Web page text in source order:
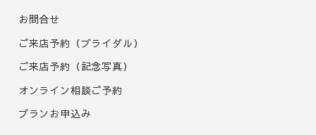
お問合せ
ご来店予約（ブライダル）
ご来店予約（記念写真）
オンライン相談ご予約
プランお申込み